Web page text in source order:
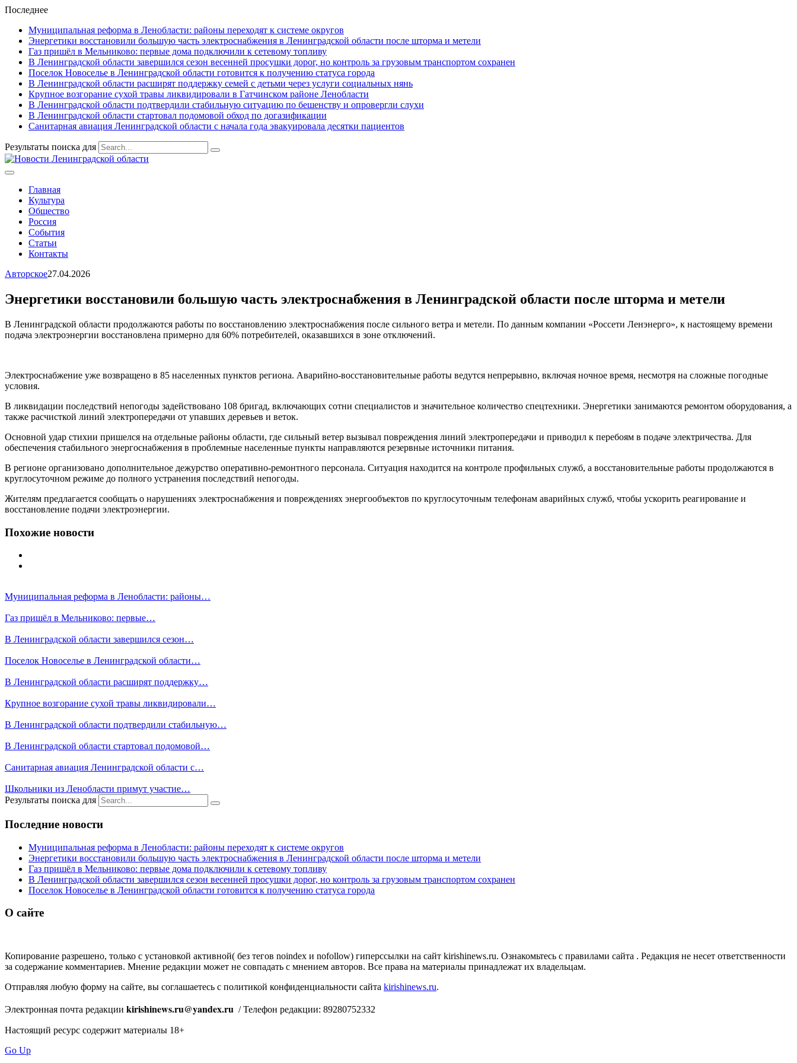
Последнее
Муниципальная реформа в Ленобласти: районы переходят к системе округов
Энергетики восстановили большую часть электроснабжения в Ленинградской области после шторма и метели
Газ пришёл в Мельниково: первые дома подключили к сетевому топливу
В Ленинградской области завершился сезон весенней просушки дорог, но контроль за грузовым транспортом сохранен
Поселок Новоселье в Ленинградской области готовится к получению статуса города
В Ленинградской области расширят поддержку семей с детьми через услуги социальных нянь
Крупное возгорание сухой травы ликвидировали в Гатчинском районе Ленобласти
В Ленинградской области подтвердили стабильную ситуацию по бешенству и опровергли слухи
В Ленинградской области стартовал подомовой обход по догазификации
Санитарная авиация Ленинградской области с начала года эвакуировала десятки пациентов
Результаты поиска для
Главная
Культура
Общество
Россия
События
Статьи
Контакты
Авторское27.04.2026
Энергетики восстановили большую часть электроснабжения в Ленинградской области после шторма и метели
В Ленинградской области продолжаются работы по восстановлению электроснабжения после сильного ветра и метели. По данным компании «Россети Ленэнерго», к настоящему времени
подача электроэнергии восстановлена примерно для 60% потребителей, оказавшихся в зоне отключений.
Электроснабжение уже возвращено в 85 населенных пунктов региона. Аварийно-восстановительные работы ведутся непрерывно, включая ночное время, несмотря на сложные погодные
условия.
В ликвидации последствий непогоды задействовано 108 бригад, включающих сотни специалистов и значительное количество спецтехники. Энергетики занимаются ремонтом оборудования, а
также расчисткой линий электропередачи от упавших деревьев и веток.
Основной удар стихии пришелся на отдельные районы области, где сильный ветер вызывал повреждения линий электропередачи и приводил к перебоям в подаче электричества. Для
обеспечения стабильного энергоснабжения в проблемные населенные пункты направляются резервные источники питания.
В регионе организовано дополнительное дежурство оперативно-ремонтного персонала. Ситуация находится на контроле профильных служб, а восстановительные работы продолжаются в
круглосуточном режиме до полного устранения последствий непогоды.
Жителям предлагается сообщать о нарушениях электроснабжения и повреждениях энергообъектов по круглосуточным телефонам аварийных служб, чтобы ускорить реагирование и
восстановление подачи электроэнергии.
Похожие новости
Муниципальная реформа в Ленобласти: районы…
Газ пришёл в Мельниково: первые…
В Ленинградской области завершился сезон…
Поселок Новоселье в Ленинградской области…
В Ленинградской области расширят поддержку…
Крупное возгорание сухой травы ликвидировали…
В Ленинградской области подтвердили стабильную…
В Ленинградской области стартовал подомовой…
Санитарная авиация Ленинградской области с…
Школьники из Ленобласти примут участие…
Результаты поиска для
Последние новости
Муниципальная реформа в Ленобласти: районы переходят к системе округов
Энергетики восстановили большую часть электроснабжения в Ленинградской области после шторма и метели
Газ пришёл в Мельниково: первые дома подключили к сетевому топливу
В Ленинградской области завершился сезон весенней просушки дорог, но контроль за грузовым транспортом сохранен
Поселок Новоселье в Ленинградской области готовится к получению статуса города
О сайте
Копирование разрешено, только с установкой активной( без тегов noindex и nofollow) гиперссылки на сайт kirishinews.ru. Ознакомьтесь с правилами сайта . Редакция не несет ответственности
за содержание комментариев. Мнение редакции может не совпадать с мнением авторов. Все права на материалы принадлежат их владельцам.
Отправляя любую форму на сайте, вы соглашаетесь с политикой конфиденциальности сайта kirishinews.ru.
Электронная почта редакции kirishinews.ru@yandex.ru / Телефон редакции: 89280752332
Настоящий ресурс содержит материалы 18+
Go Up